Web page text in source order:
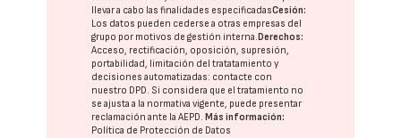
llevar a cabo las finalidades especificadasCesión:
Los datos pueden cederse a otras empresas del
grupo por motivos de gestión interna. Derechos:
Acceso, rectificación, oposición, supresión,
portabilidad, limitación del tratatamiento y
decisiones automatizadas: contacte con
nuestro DPD. Si considera que el tratamiento no
se ajusta a la normativa vigente, puede presentar
reclamación ante laAEPD. Más información:
Política de Protección de Datos